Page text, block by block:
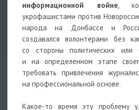
информационной войне,
укрофашистами против
народа на Донбассе и
создавался волонтерами без
со стороны политических или
и на определенном этапе
требовать привлечения
на профессиональной основе.
Какое-то время эту проблему